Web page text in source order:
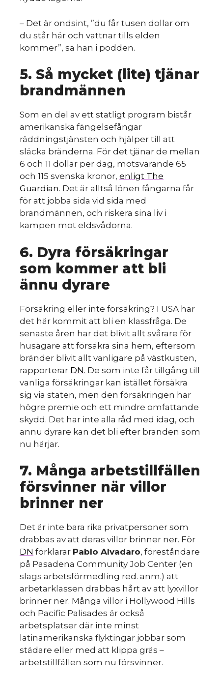
– Det är ondsint, ”du får tusen dollar om
du står här och vattnar tills elden
kommer”, sa han i podden.
5. Så mycket (lite) tjänar
brandmännen
Som en del av ett statligt program bistår
amerikanska fängelsefångar
räddningstjänsten och hjälper till att
släcka bränderna. För det tjänar de mellan
6 och 11 dollar per dag, motsvarande 65
och 115 svenska kronor, enligt The
Guardian. Det är alltså lönen fångarna får
för att jobba sida vid sida med
brandmännen, och riskera sina liv i
kampen mot eldsvådorna.
6. Dyra försäkringar
som kommer att bli
ännu dyrare
Försäkring eller inte försäkring? I USA har
det här kommit att bli en klassfråga. De
senaste åren har det blivit allt svårare för
husägare att försäkra sina hem, eftersom
bränder blivit allt vanligare på västkusten,
rapporterar DN. De som inte får tillgång till
vanliga försäkringar kan istället försäkra
sig via staten, men den försäkringen har
högre premie och ett mindre omfattande
skydd. Det har inte alla råd med idag, och
ännu dyrare kan det bli efter branden som
nu härjar.
7. Många arbetstillfällen
försvinner när villor
brinner ner
Det är inte bara rika privatpersoner som
drabbas av att deras villor brinner ner. För
DN förklarar Pablo Alvadaro, föreståndare
på Pasadena Community Job Center (en
slags arbetsförmedling red. anm.) att
arbetarklassen drabbas hårt av att lyxvillor
brinner ner. Många villor i Hollywood Hills
och Pacific Palisades är också
arbetsplatser där inte minst
latinamerikanska flyktingar jobbar som
städare eller med att klippa gräs –
arbetstillfällen som nu försvinner.